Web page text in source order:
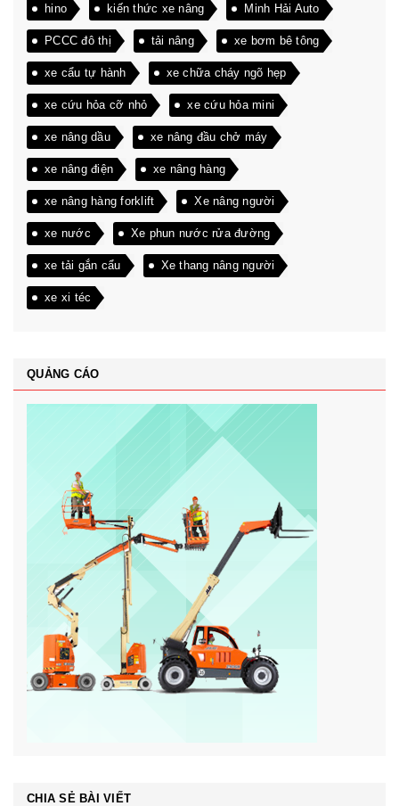
hino kiến thức xe nâng Minh Hải Auto
PCCC đô thị tải nâng xe bơm bê tông
xe cẩu tự hành xe chữa cháy ngõ hẹp
xe cứu hỏa cỡ nhỏ xe cứu hỏa mini
xe nâng dầu xe nâng đầu chở máy
xe nâng điện xe nâng hàng
xe nâng hàng forklift Xe nâng người
xe nước Xe phun nước rửa đường
xe tải gắn cẩu Xe thang nâng người
xe xi téc
QUẢNG CÁO
CHIA SẺ BÀI VIẾT